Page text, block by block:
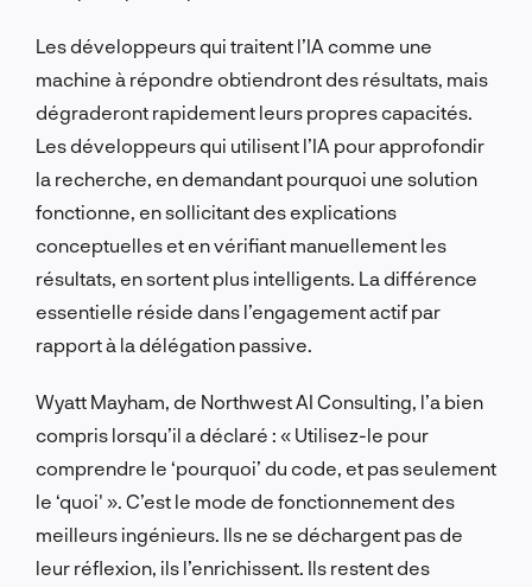
Les développeurs qui traitent l’IA comme une
machine à répondre obtiendront des résultats, mais
dégraderont rapidement leurs propres capacités.
Les développeurs qui utilisent l’IA pour approfondir
la recherche, en demandant pourquoi une solution
fonctionne, en sollicitant des explications
conceptuelles et en vérifiant manuellement les
résultats, en sortent plus intelligents. La différence
essentielle réside dans l’engagement actif par
rapport à la délégation passive.
Wyatt Mayham, de Northwest AI Consulting, l’a bien
compris lorsqu’il a déclaré : « Utilisez-le pour
comprendre le ‘pourquoi’ du code, et pas seulement
le ‘quoi' ». C’est le mode de fonctionnement des
meilleurs ingénieurs. Ils ne se déchargent pas de
leur réflexion, ils l’enrichissent. Ils restent des